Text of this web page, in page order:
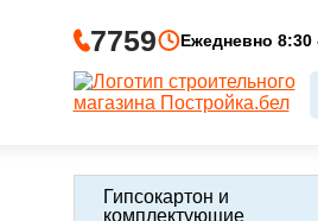
7759 Ежедневно 8:30
Гипсокартон и
комплектующие